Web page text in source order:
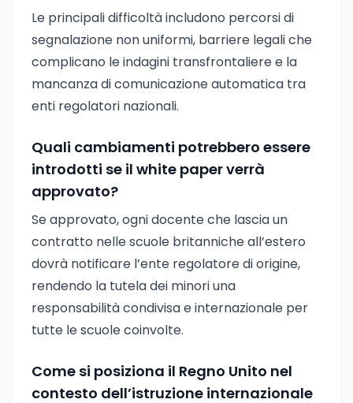
Le principali difficoltà includono percorsi di
segnalazione non uniformi, barriere legali che
complicano le indagini transfrontaliere e la
mancanza di comunicazione automatica tra
enti regolatori nazionali.
Quali cambiamenti potrebbero essere
introdotti se il white paper verrà
approvato?
Se approvato, ogni docente che lascia un
contratto nelle scuole britanniche all’estero
dovrà notificare l’ente regolatore di origine,
rendendo la tutela dei minori una
responsabilità condivisa e internazionale per
tutte le scuole coinvolte.
Come si posiziona il Regno Unito nel
contesto dell’istruzione internazionale